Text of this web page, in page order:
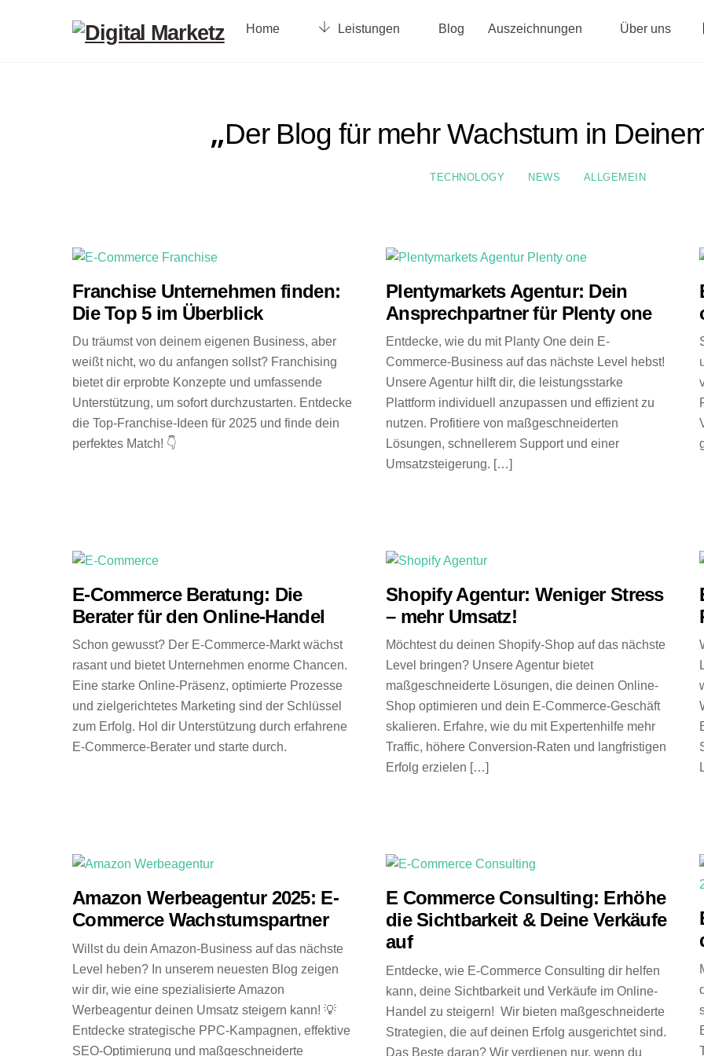
Home Leistungen Blog Auszeichnungen Über uns
„Der Blog für mehr Wachstum in
TECHNOLOGY NEWS ALLGEMEIN
Franchise Unternehmen finden:
Die Top 5 im Überblick
Du träumst von deinem eigenen Business, aber
weißt nicht, wo du anfangen sollst? Franchising
bietet dir erprobte Konzepte und umfassende
Unterstützung, um sofort durchzustarten. Entdecke
die Top-Franchise-Ideen für 2025 und finde dein
perfektes Match! 👇
Plentymarkets Agentur: Dein
Ansprechpartner für Plenty one
Entdecke, wie du mit Planty One dein E-
Commerce-Business auf das nächste Level hebst!
Unsere Agentur hilft dir, die leistungsstarke
Plattform individuell anzupassen und effizient zu
nutzen. Profitiere von maßgeschneiderten
Lösungen, schnellerem Support und einer
Umsatzsteigerung. […]
E-Commerce Beratung: Die
Berater für den Online-Handel
Schon gewusst? Der E-Commerce-Markt wächst
rasant und bietet Unternehmen enorme Chancen.
Eine starke Online-Präsenz, optimierte Prozesse
und zielgerichtetes Marketing sind der Schlüssel
zum Erfolg. Hol dir Unterstützung durch erfahrene
E-Commerce-Berater und starte durch.
Shopify Agentur: Weniger Stress
– mehr Umsatz!
Möchtest du deinen Shopify-Shop auf das nächste
Level bringen? Unsere Agentur bietet
maßgeschneiderte Lösungen, die deinen Online-
Shop optimieren und dein E-Commerce-Geschäft
skalieren. Erfahre, wie du mit Expertenhilfe mehr
Traffic, höhere Conversion-Raten und langfristigen
Erfolg erzielen […]
Amazon Werbeagentur 2025: E-
Commerce Wachstumspartner
Willst du dein Amazon-Business auf das nächste
Level heben? In unserem neuesten Blog zeigen
wir dir, wie eine spezialisierte Amazon
Werbeagentur deinen Umsatz steigern kann! 💡
Entdecke strategische PPC-Kampagnen, effektive
SEO-Optimierung und maßgeschneiderte
E Commerce Consulting: Erhöhe
die Sichtbarkeit & Deine Verkäufe
auf
Entdecke, wie E-Commerce Consulting dir helfen
kann, deine Sichtbarkeit und Verkäufe im Online-
Handel zu steigern! Wir bieten maßgeschneiderte
Strategien, die auf deinen Erfolg ausgerichtet sind.
Das Beste daran? Wir verdienen nur, wenn du